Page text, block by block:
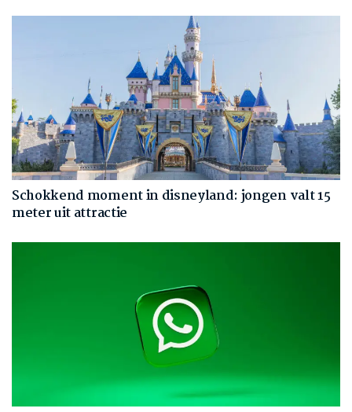
Schokkend moment in disneyland: jongen valt 15
meter uit attractie